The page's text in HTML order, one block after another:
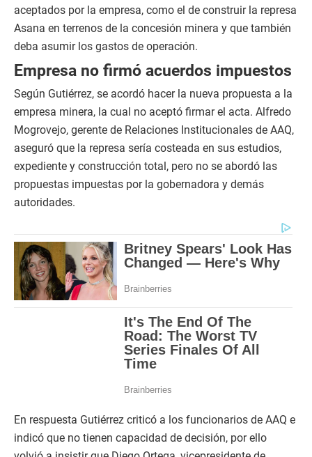
aceptados por la empresa, como el de construir la represa
Asana en terrenos de la concesión minera y que también
deba asumir los gastos de operación.
Empresa no firmó acuerdos impuestos
Según Gutiérrez, se acordó hacer la nueva propuesta a la
empresa minera, la cual no aceptó firmar el acta. Alfredo
Mogrovejo, gerente de Relaciones Institucionales de AAQ,
aseguró que la represa sería costeada en sus estudios,
expediente y construcción total, pero no se abordó las
propuestas impuestas por la gobernadora y demás
autoridades.
En respuesta Gutiérrez criticó a los funcionarios de AAQ e
indicó que no tienen capacidad de decisión, por ello